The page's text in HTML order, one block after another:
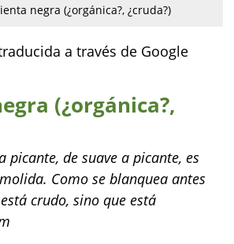
negra (¿orgánica?, ¿cruda?)
a través de Google
(¿orgánica?,
picante, de suave a picante, es
Como se blanquea antes
crudo, sino que está